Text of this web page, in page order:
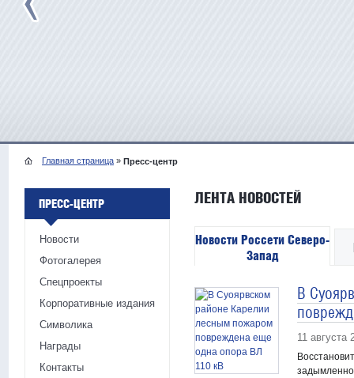
Главная страница » Пресс-центр
ПРЕСС-ЦЕНТР
Новости
Фотогалерея
Спецпроекты
Корпоративные издания
Символика
Награды
Контакты
ЛЕНТА НОВОСТЕЙ
Новости Россети Северо-
Запад
В
11 августа